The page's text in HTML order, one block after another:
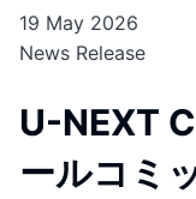
19 May 2026
News Release
U-NEXT
ールコミ